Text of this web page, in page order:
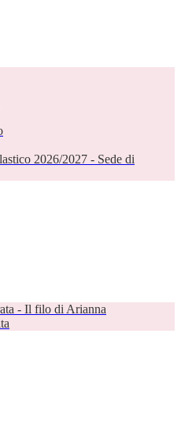
2026/2027 - Sede di
- Il filo di Arianna